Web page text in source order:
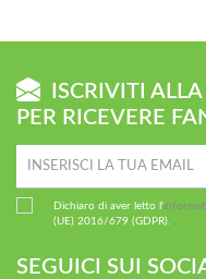
ISCRIVITI
PER RICEVERE
Dichiaro di aver letto l'
(UE) 2016/679 (GDPR).
SEGUICI SUI